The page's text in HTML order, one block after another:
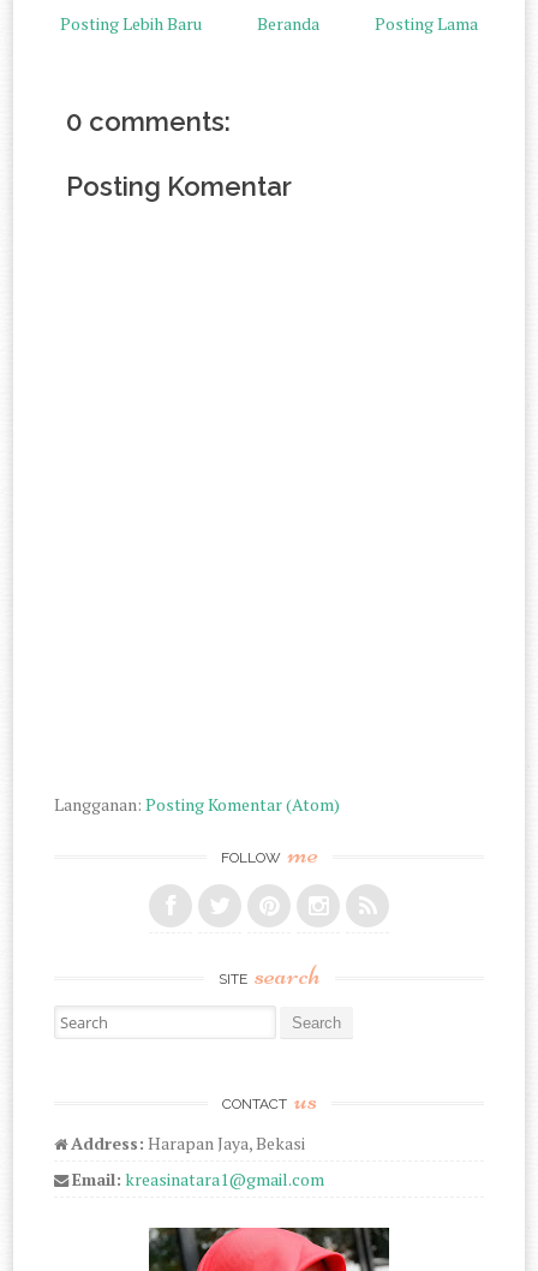
Posting Lebih Baru Posting Lama
Beranda
0 comments:
Posting Komentar
Langganan:Posting Komentar (Atom)
FOLLOW me
SITE search
Search for:
CONTACT us
Address: Harapan Jaya, Bekasi
Email: kreasinatara1@gmail.com